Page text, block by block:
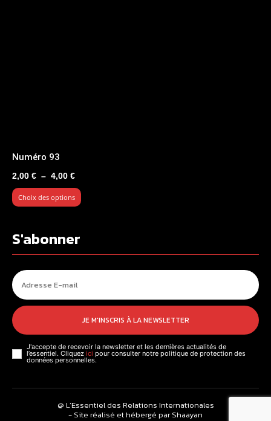
Numéro 93
2,00 € – 4,00 €Plage
de
prix :
4,00 €
Choix des options
S'abonner
JE M'INSCRIS À LA NEWSLETTER
J'accepte de recevoir la newsletter et les dernières actualités de
l’essentiel. Cliquez ici pour consulter notre politique de protection des
données personnelles.
@ L’Essentiel des Relations Internationales
- Site réalisé et hébergé par Shaayan